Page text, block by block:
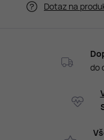
Dotaz na
do